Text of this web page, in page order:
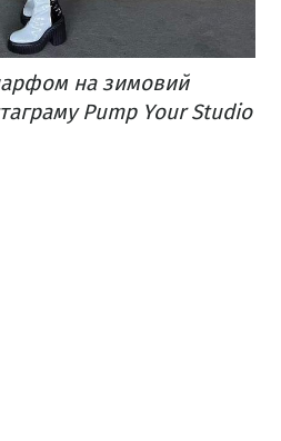
на зимовий
Pump Your Studio